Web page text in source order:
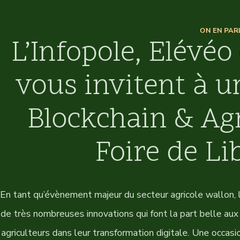
ON EN
L’Infopole,
vous invitent à
Blockchain &
Foire de
En tant qu’évènement majeur du secteur agricole
de très nombreuses innovations qui font la part belle
agriculteurs dans leur transformation digitale. Une